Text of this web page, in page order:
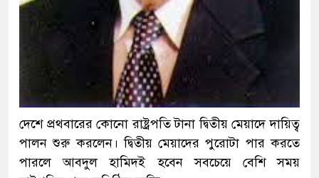
দেশে প্রথবারের কোনো রাষ্ট্রপতি টানা দ্বিতীয় মেয়াদে দায়িত্ব
পালন শুরু করলেন। দ্বিতীয় মেয়াদের পুরোটা পার করতে
পারলে আবদুল হামিদই হবেন সবচেয়ে বেশি সময়